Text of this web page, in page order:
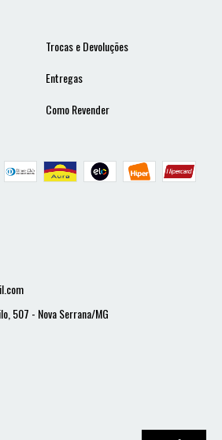
Trocas e Devoluções
Entregas
Como Revender
507 - Nova Serrana/MG